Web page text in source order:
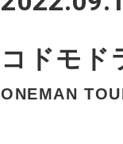
コドモド
ONEMAN